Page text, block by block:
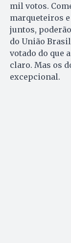
mil votos.
marqueteiros
juntos,
do União
votado do que
claro. Mas os
excepcional.